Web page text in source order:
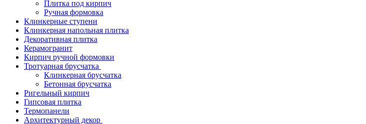
Плитка под кирпич
Ручная формовка
Клинкерные ступени
Клинкерная напольная плитка
Декоративная плитка
Керамогранит
Кирпич ручной формовки
Тротуарная брусчатка
Клинкерная брусчатка
Бетонная брусчатка
Ригельный кирпич
Гипсовая плитка
Термопанели
Архитектурный декор